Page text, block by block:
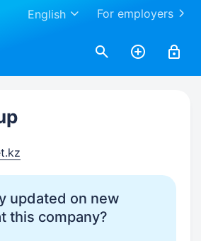
For employers
English
updated on new
this company?